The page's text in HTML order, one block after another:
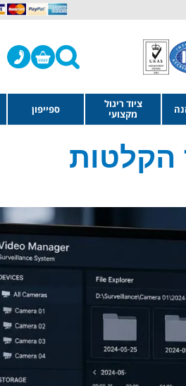
ציוד ריגול
מקצועי
ספייפון
הקלטות